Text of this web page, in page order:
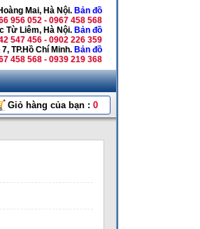
Mai, Hà Nội. Bản đồ
956 052 - 0967 458 568
Từ Liêm, Hà Nội. Bản đồ
547 456 - 0902 226 359
TP.Hồ Chí Minh. Bản đồ
458 568 - 0939 219 368
Giỏ hàng của bạn : 0